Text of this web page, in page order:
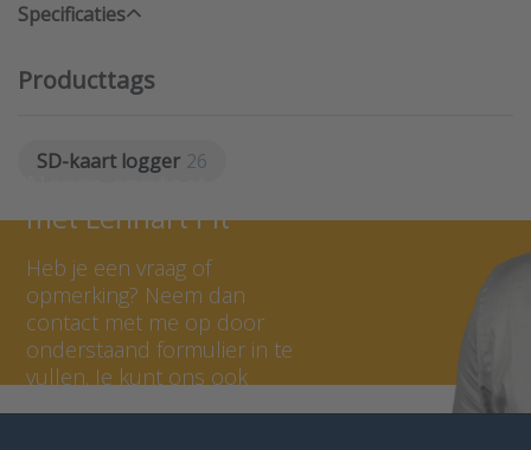
Specificaties
Producttags
SD-kaart logger 26
Neem contact op
met Lennart Pit
Heb je een vraag of
opmerking? Neem dan
contact met me op door
onderstaand formulier in te
vullen. Je kunt ons ook